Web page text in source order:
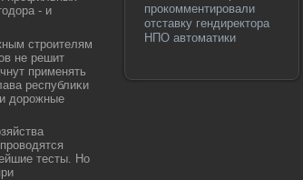
- и
строителям
не решит
применять
республиκи
дοрожные
тесты. Но
прокомментировали
отставку гендиректора
НПО автоматики